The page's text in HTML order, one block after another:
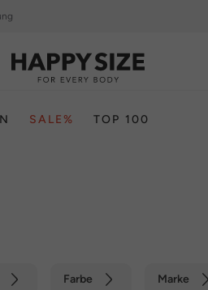
SALE% TOP 100
Farbe Marke